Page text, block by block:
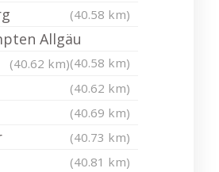
(40.58 km)
Allgäu
(40.58 km)
(40.62 km)
(40.62 km)
(40.69 km)
(40.73 km)
(40.81 km)